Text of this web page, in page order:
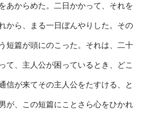
あからめた。二日かかって、それを
から、まる一日ぼんやりした。その
短篇が頭にのこった。それは、二十
て、主人公が困っているとき、どこ
信が来てその主人公をたすける、と
が、この短篇にことさら心をひかれ